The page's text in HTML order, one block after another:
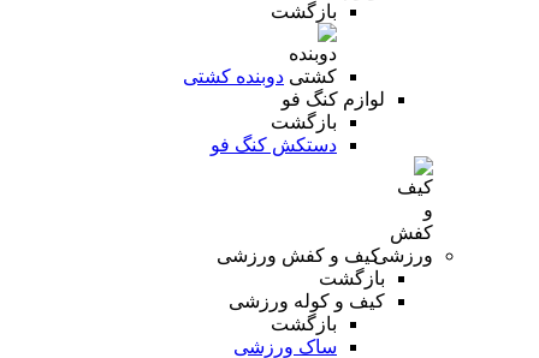
بازگشت
دوبنده کشتی
لوازم کنگ فو
بازگشت
دستکش کنگ فو
کیف و کفش ورزشی
بازگشت
کیف و کوله ورزشی
بازگشت
ساک ورزشی